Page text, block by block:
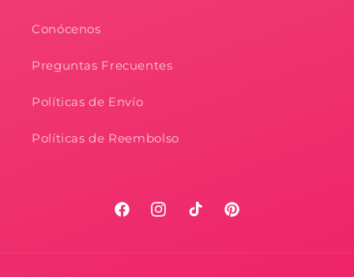
Conócenos
Preguntas Frecuentes
Políticas de Envío
Políticas de Reembolso
FacebookInstagramTikTokPinterest